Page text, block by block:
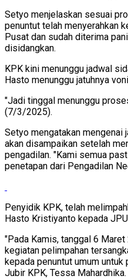
Setyo menjelaskan sesuai
penuntut telah menyerahkan
Pusat dan sudah diterima
disidangkan.
KPK kini menunggu jadwal
Hasto menunggu jatuhnya
"Jadi tinggal menunggu
(7/3/2025).
Setyo mengatakan mengenai
akan disampaikan setelah
pengadilan. "Kami semua
penetapan dari Pengadilan
Penyidik KPK, telah
Hasto Kristiyanto kepada
"Pada Kamis, tanggal 6
kegiatan pelimpahan
kepada penuntut umum untuk
Jubir KPK, Tessa Mahardhika.